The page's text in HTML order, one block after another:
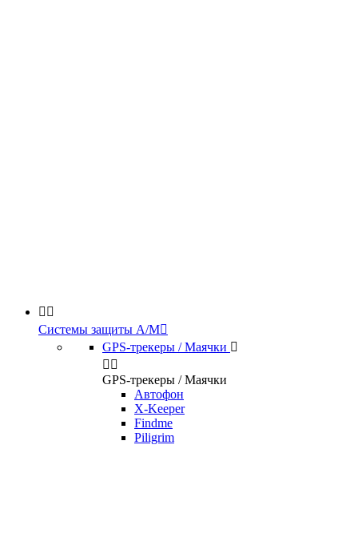
 
Системы защиты А/М
GPS-трекеры / Маячки 
 
GPS-трекеры / Маячки
Автофон
X-Keeper
Findme
Piligrim